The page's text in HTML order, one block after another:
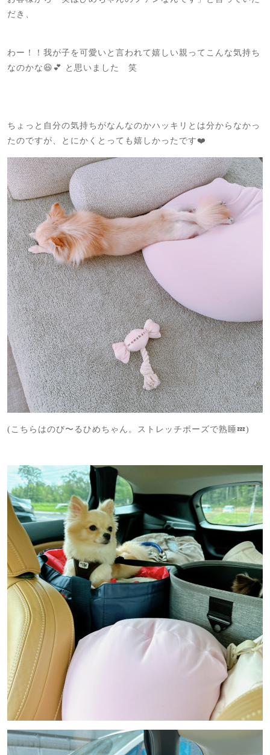
だき、
わー！！我が子を可愛いと言われて嬉しい親ってこんな気持ち
なのかな😆💕 と思いました 笑
ちょっと自分の気持ちがなんなのかハッキリとは分からなかっ
たのですが、とにかくとっても嬉しかったです❤️
(こちらはのび〜るひめちゃん。ストレッチポーズで熟睡💤)